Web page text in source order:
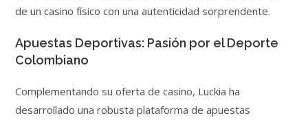
de un casino físico con una autenticidad sorprendente.
Apuestas Deportivas: Pasión por el Deporte
Colombiano
Complementando su oferta de casino, Luckia ha
desarrollado una robusta plataforma de apuestas